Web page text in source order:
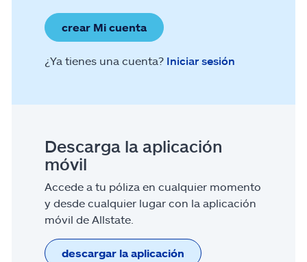
crear Mi cuenta
¿Ya tienes una cuenta? Iniciar sesión
Descarga la aplicación
móvil
Accede a tu póliza en cualquier momento
y desde cualquier lugar con la aplicación
móvil de Allstate.
descargar la aplicación